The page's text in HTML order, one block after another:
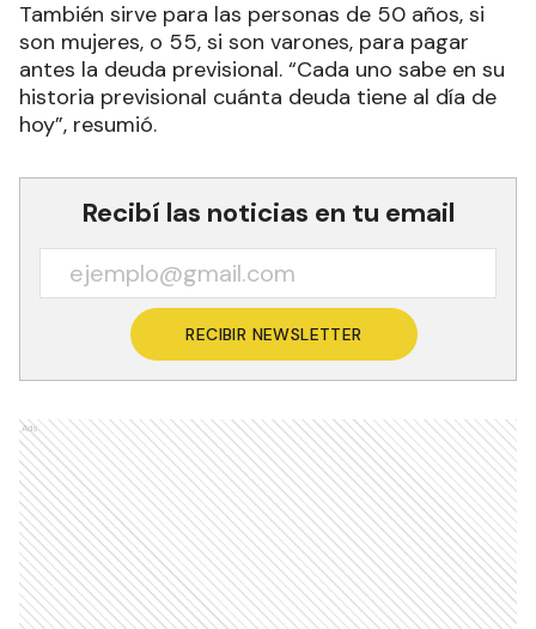
También sirve para las personas de 50 años, si
son mujeres, o 55, si son varones, para pagar
antes la deuda previsional. “Cada uno sabe en su
historia previsional cuánta deuda tiene al día de
hoy”, resumió.
Recibí las noticias en tu email
RECIBIR NEWSLETTER
Ads